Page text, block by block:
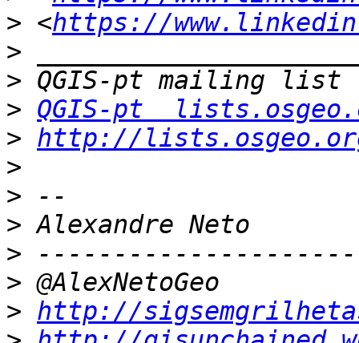
> <https://
>
>
> QGIS-pt
> http://
>
>
>
>
>
> http://